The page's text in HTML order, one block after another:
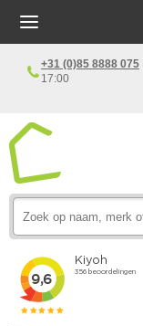
+31 (0)85 8888 075
17:00